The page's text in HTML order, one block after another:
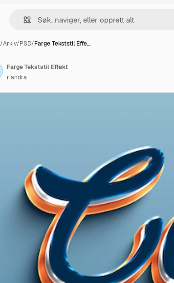
/Arkiv/PSD/Farge Tekststil Effe…
Farge Tekststil Effekt
riandra